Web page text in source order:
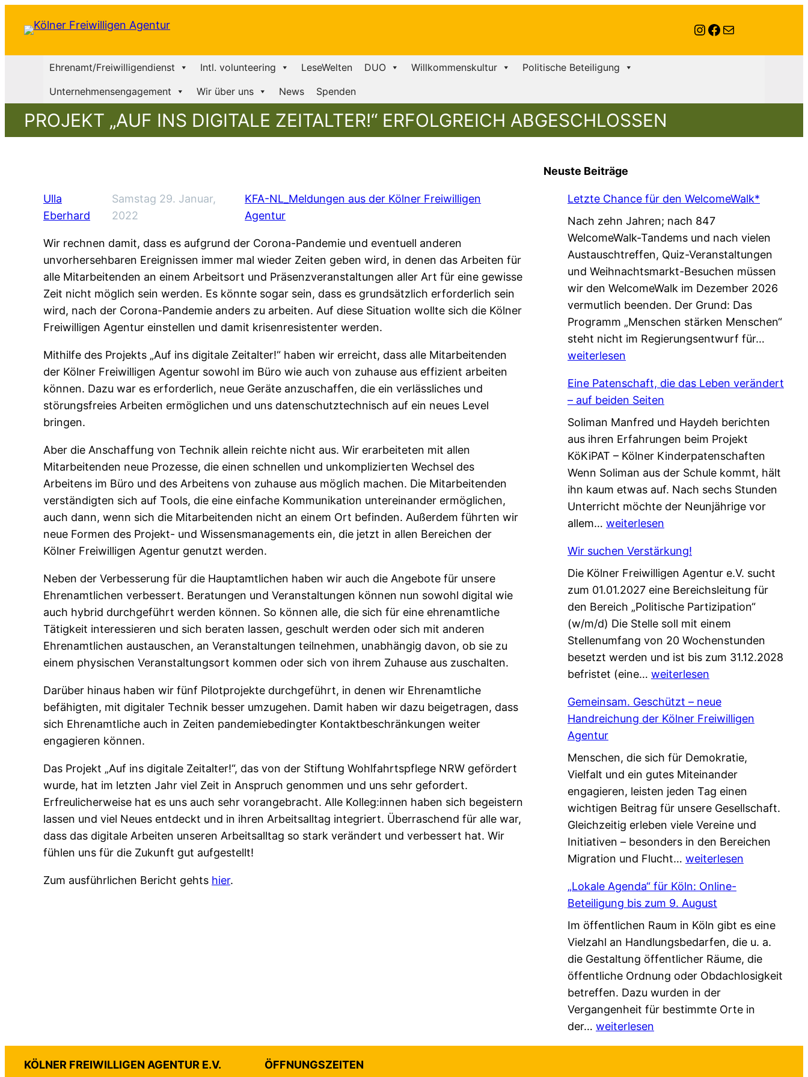
Instagram
Facebook
E-Mail
Ehrenamt/Freiwilligendienst Intl. volunteering LeseWelten DUO Willkommenskultur
Politische Beteiligung
Unternehmensengagement
Wir über uns News Spenden
PROJEKT „AUF INS DIGITALE ZEITALTER!“ ERFOLGREICH ABGESCHLOSSEN
Ulla
Eberhard
Samstag 29. Januar,
2022
KFA-NL_Meldungen aus der Kölner Freiwilligen
Agentur
Wir rechnen damit, dass es aufgrund der Corona-Pandemie und eventuell anderen
unvorhersehbaren Ereignissen immer mal wieder Zeiten geben wird, in denen das Arbeiten für
alle Mitarbeitenden an einem Arbeitsort und Präsenzveranstaltungen aller Art für eine gewisse
Zeit nicht möglich sein werden. Es könnte sogar sein, dass es grundsätzlich erforderlich sein
wird, nach der Corona-Pandemie anders zu arbeiten. Auf diese Situation wollte sich die Kölner
Freiwilligen Agentur einstellen und damit krisenresistenter werden.
Mithilfe des Projekts „Auf ins digitale Zeitalter!“ haben wir erreicht, dass alle Mitarbeitenden
der Kölner Freiwilligen Agentur sowohl im Büro wie auch von zuhause aus effizient arbeiten
können. Dazu war es erforderlich, neue Geräte anzuschaffen, die ein verlässliches und
störungsfreies Arbeiten ermöglichen und uns datenschutztechnisch auf ein neues Level
bringen.
Aber die Anschaffung von Technik allein reichte nicht aus. Wir erarbeiteten mit allen
Mitarbeitenden neue Prozesse, die einen schnellen und unkomplizierten Wechsel des
Arbeitens im Büro und des Arbeitens von zuhause aus möglich machen. Die Mitarbeitenden
verständigten sich auf Tools, die eine einfache Kommunikation untereinander ermöglichen,
auch dann, wenn sich die Mitarbeitenden nicht an einem Ort befinden. Außerdem führten wir
neue Formen des Projekt- und Wissensmanagements ein, die jetzt in allen Bereichen der
Kölner Freiwilligen Agentur genutzt werden.
Neben der Verbesserung für die Hauptamtlichen haben wir auch die Angebote für unsere
Ehrenamtlichen verbessert. Beratungen und Veranstaltungen können nun sowohl digital wie
auch hybrid durchgeführt werden können. So können alle, die sich für eine ehrenamtliche
Tätigkeit interessieren und sich beraten lassen, geschult werden oder sich mit anderen
Ehrenamtlichen austauschen, an Veranstaltungen teilnehmen, unabhängig davon, ob sie zu
einem physischen Veranstaltungsort kommen oder sich von ihrem Zuhause aus zuschalten.
Darüber hinaus haben wir fünf Pilotprojekte durchgeführt, in denen wir Ehrenamtliche
befähigten, mit digitaler Technik besser umzugehen. Damit haben wir dazu beigetragen, dass
sich Ehrenamtliche auch in Zeiten pandemiebedingter Kontaktbeschränkungen weiter
engagieren können.
Das Projekt „Auf ins digitale Zeitalter!“, das von der Stiftung Wohlfahrtspflege NRW gefördert
wurde, hat im letzten Jahr viel Zeit in Anspruch genommen und uns sehr gefordert.
Erfreulicherweise hat es uns auch sehr vorangebracht. Alle Kolleg:innen haben sich begeistern
lassen und viel Neues entdeckt und in ihren Arbeitsalltag integriert. Überraschend für alle war,
dass das digitale Arbeiten unseren Arbeitsalltag so stark verändert und verbessert hat. Wir
fühlen uns für die Zukunft gut aufgestellt!
Zum ausführlichen Bericht gehts hier.
Neuste Beiträge
Letzte Chance für den WelcomeWalk*
Nach zehn Jahren; nach 847
WelcomeWalk-Tandems und nach vielen
Austauschtreffen, Quiz-Veranstaltungen
und Weihnachtsmarkt-Besuchen müssen
wir den WelcomeWalk im Dezember 2026
vermutlich beenden. Der Grund: Das
Programm „Menschen stärken Menschen“
steht nicht im Regierungsentwurf für…
z
e
a
n
r
d
e
k
weiterlesen
Eine Patenschaft, die das Leben verändert
– auf beiden Seiten
Soliman Manfred und Haydeh berichten
aus ihren Erfahrungen beim Projekt
KöKiPAT – Kölner Kinderpatenschaften
Wenn Soliman aus der Schule kommt, hält
ihn kaum etwas auf. Nach sechs Stunden
Unterricht möchte der Neunjährige vor
allem… E
n
e
P
a
t
e
n
s
h
a
f
t
,
d
i
e
d
a
L
e
b
e
n
v
e
r
ä
n
weiterlesen
Wir suchen Verstärkung!
Die Kölner Freiwilligen Agentur e.V. sucht
zum 01.01.2027 eine Bereichsleitung für
den Bereich „Politische Partizipation“
(w/m/d) Die Stelle soll mit einem
Stellenumfang von 20 Wochenstunden
besetzt werden und ist bis zum 31.12.2028
befristet (eine… W
r
s
c
h
e
n
V
e
r
t
ä
r
k
u
n
g
!
weiterlesen
Gemeinsam. Geschützt – neue
Handreichung der Kölner Freiwilligen
Agentur
Menschen, die sich für Demokratie,
Vielfalt und ein gutes Miteinander
engagieren, leisten jeden Tag einen
wichtigen Beitrag für unsere Gesellschaft.
Gleichzeitig erleben viele Vereine und
Initiativen – besonders in den Bereichen
Migration und Flucht… G
m
e
i
n
s
a
m
.
e
weiterlesen
„Lokale Agenda“ für Köln: Online-
Beteiligung bis zum 9. August
Im öffentlichen Raum in Köln gibt es eine
Vielzahl an Handlungsbedarfen, die u. a.
die Gestaltung öffentlicher Räume, die
öffentliche Ordnung oder Obdachlosigkeit
betreffen. Dazu wurden in der
Vergangenheit für bestimmte Orte in
der… „
weiterlesen
KÖLNER FREIWILLIGEN AGENTUR E.V. ÖFFNUNGSZEITEN